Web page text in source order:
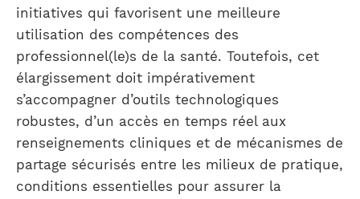
initiatives qui favorisent une meilleure
utilisation des compétences des
professionnel(le)s de la santé. Toutefois, cet
élargissement doit impérativement
s’accompagner d’outils technologiques
robustes, d’un accès en temps réel aux
renseignements cliniques et de mécanismes de
partage sécurisés entre les milieux de pratique,
conditions essentielles pour assurer la